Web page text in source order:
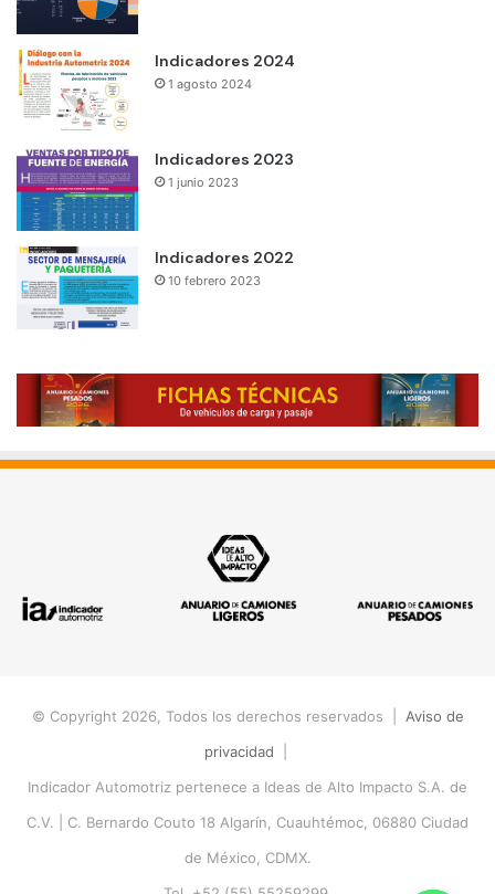
Indicadores 2024
1 agosto 2024
Indicadores 2023
1 junio 2023
Indicadores 2022
10 febrero 2023
© Copyright 2026, Todos los derechos reservados | Aviso de
privacidad
Indicador Automotriz pertenece a Ideas de Alto Impacto S.A. de
C.V. | C. Bernardo Couto 18 Algarín, Cuauhtémoc, 06880 Ciudad
de México, CDMX.